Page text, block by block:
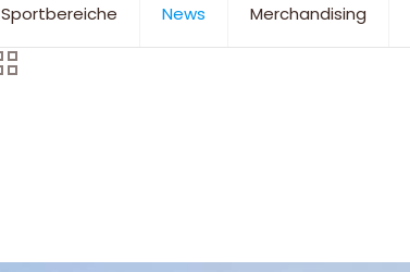
Sportbereiche News Merchandising